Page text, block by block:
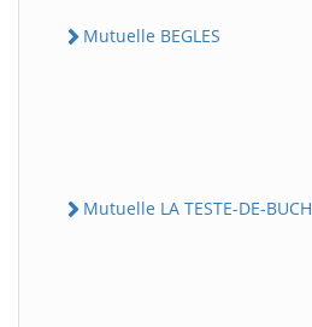
Mutuelle BEGLES
Mutuelle LA TESTE-DE-BUCH